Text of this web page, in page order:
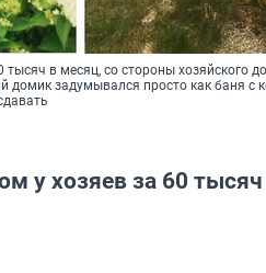
в месяц, со стороны хозяйского
домик задумывался просто как баня с
у хозяев за 60 тысяч